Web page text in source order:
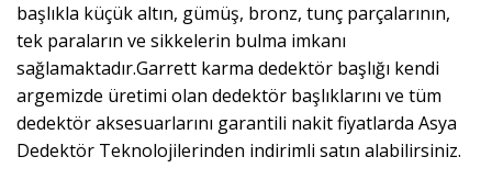
başlıkla küçük altın, gümüş, bronz, tunç parçalarının,
tek paraların ve sikkelerin bulma imkanı
sağlamaktadır.Garrett karma dedektör başlığı kendi
argemizde üretimi olan dedektör başlıklarını ve tüm
dedektör aksesuarlarını garantili nakit fiyatlarda Asya
Dedektör Teknolojilerinden indirimli satın alabilirsiniz.